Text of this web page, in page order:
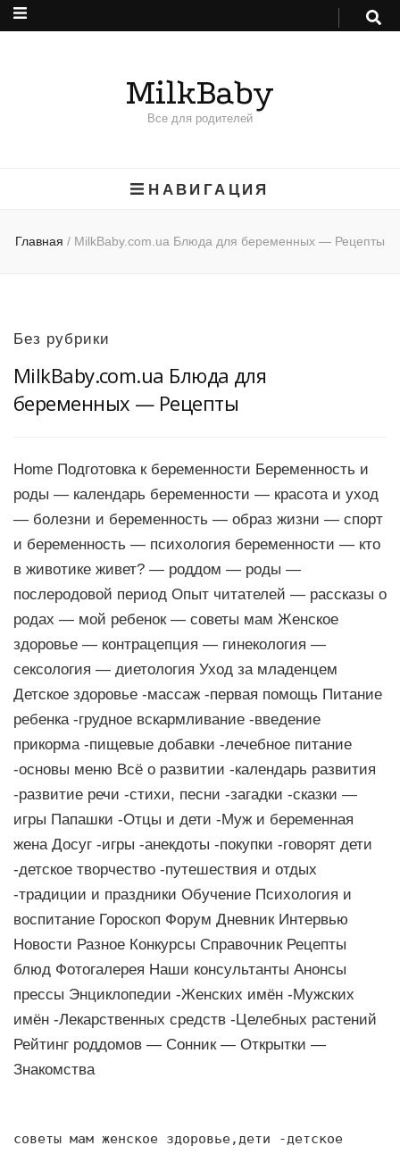
MilkBaby
Все для родителей
НАВИГАЦИЯ
Главная / MilkBaby.com.ua Блюда для беременных — Рецепты
Без рубрики
MilkBaby.com.ua Блюда для
беременных — Рецепты
Home Подготовка к беременности Беременность и
роды — календарь беременности — красота и уход
— болезни и беременность — образ жизни — спорт
и беременность — психология беременности — кто
в животике живет? — роддом — роды —
послеродовой период Опыт читателей — рассказы о
родах — мой ребенок — советы мам Женское
здоровье — контрацепция — гинекология —
сексология — диетология Уход за младенцем
Детское здоровье -массаж -первая помощь Питание
ребенка -грудное вскармливание -введение
прикорма -пищевые добавки -лечебное питание
-основы меню Всё о развитии -календарь развития
-развитие речи -стихи, песни -загадки -сказки —
игры Папашки -Отцы и дети -Муж и беременная
жена Досуг -игры -анекдоты -покупки -говорят дети
-детское творчество -путешествия и отдых
-традиции и праздники Обучение Психология и
воспитание Гороскоп Форум Дневник Интервью
Новости Разное Конкурсы Справочник Рецепты
блюд Фотогалерея Наши консультанты Анонсы
прессы Энциклопедии -Женских имён -Мужских
имён -Лекарственных средств -Целебных растений
Рейтинг роддомов — Сонник — Открытки —
Знакомства
советы мам женское здоровье,дети -детское